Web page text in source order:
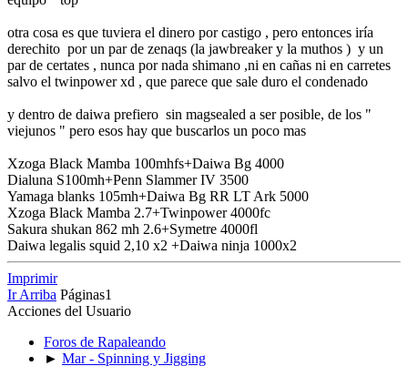
otra cosa es que tuviera el dinero por castigo , pero entonces iría
derechito por un par de zenaqs (la jawbreaker y la muthos ) y un
par de certates , nunca por nada shimano ,ni en cañas ni en carretes
salvo el twinpower xd , que parece que sale duro el condenado
y dentro de daiwa prefiero sin magsealed a ser posible, de los "
viejunos " pero esos hay que buscarlos un poco mas
Xzoga Black Mamba 100mhfs+Daiwa Bg 4000
Dialuna S100mh+Penn Slammer IV 3500
Yamaga blanks 105mh+Daiwa Bg RR LT Ark 5000
Xzoga Black Mamba 2.7+Twinpower 4000fc
Sakura shukan 862 mh 2.6+Symetre 4000fl
Daiwa legalis squid 2,10 x2 +Daiwa ninja 1000x2
Imprimir
Ir Arriba Páginas1
Acciones del Usuario
Foros de Rapaleando
► Mar - Spinning y Jigging